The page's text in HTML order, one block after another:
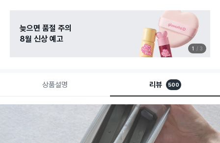
늦으면 품절 주의
8월 신상 예고
1 3
상품설명 리뷰 500